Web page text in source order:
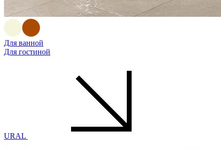
Для ванной
Для гостиной
URAL